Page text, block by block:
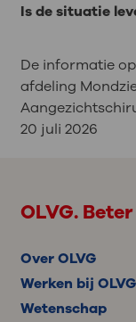
Is de situatie
De informatie
afdeling
20 juli 2026
OLVG.
Over OLVG
Werken bij OLVG
Wetenschap